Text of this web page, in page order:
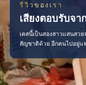
รีวิวของเรา
เสียงตอบรับจา
เคสนี้เป็นสองสาวแสนสวย
สัญชาติด้วย อีกคนไปอยู่แ
มาก จึงแนะนำเพื่อนเธอ
แฟนแขนหักเข้าเฝือกกันเ